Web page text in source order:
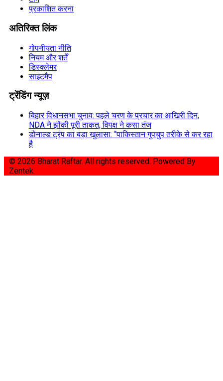
प्रकाशित करना
अतिरिक्त लिंक
गोपनीयता नीति
नियम और शर्तें
डिस्क्लेमर
साइटमैप
ट्रेंडिंग न्यूज़
बिहार विधानसभा चुनाव: पहले चरण के प्रचार का आखिरी दिन,
NDA ने झोंकी पूरी ताकत, विपक्ष ने कसा तंज
डोनाल्ड ट्रंप का बड़ा खुलासा: “पाकिस्तान गुपचुप तरीके से कर रहा
है
© 2026 Bharat Raftar. All rights reserved. Powered By
Zentek.